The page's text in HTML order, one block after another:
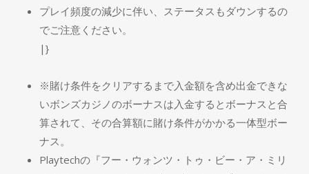
プレイ頻度の減少に伴い、ステータスもダウンするの
でご注意ください。
|}
※賭け条件をクリアするまで入金額を含め出金できな
いボンズカジノのボーナスは入金するとボーナスと合
算されて、その合算額に賭け条件がかかる一体型ボー
ナス。
Playtechの『フー・ウォンツ・トゥ・ビー・ア・ミリ